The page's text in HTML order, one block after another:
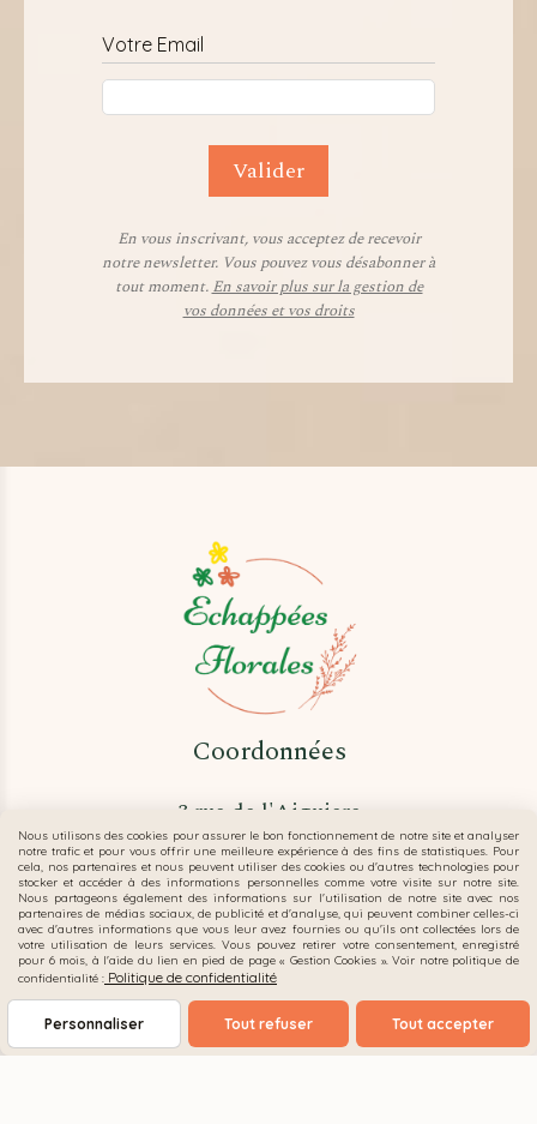
Votre Email
Valider
En vous inscrivant, vous acceptez de recevoir
notre newsletter. Vous pouvez vous désabonner à
tout moment.En savoir plus sur la gestion de
vos données et vos droits
Coordonnées
3 rue de l'Aiguiere
63530 Volvic
[email protected]
06 07 80 80 04
Retrouvez mes créations
 
Nous utilisons des cookies pour assurer le bon fonctionnement de notre site et analyser
notre trafic et pour vous offrir une meilleure expérience à des fins de statistiques. Pour
cela, nos partenaires et nous peuvent utiliser des cookies ou d'autres technologies pour
stocker et accéder à des informations personnelles comme votre visite sur notre site.
Nous partageons également des informations sur l'utilisation de notre site avec nos
partenaires de médias sociaux, de publicité et d'analyse, qui peuvent combiner celles-ci
avec d'autres informations que vous leur avez fournies ou qu'ils ont collectées lors de
votre utilisation de leurs services. Vous pouvez retirer votre consentement, enregistré
pour 6 mois, à l'aide du lien en pied de page « Gestion Cookies ». Voir notre politique de
confidentialité : Politique de confidentialité
Personnaliser Tout refuser Tout accepter